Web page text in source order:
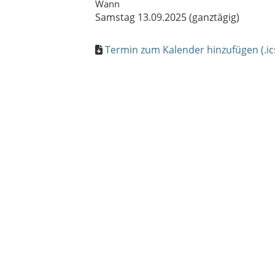
Wann
Samstag 13.09.2025 (ganztägig)
Termin zum Kalender hinzufügen